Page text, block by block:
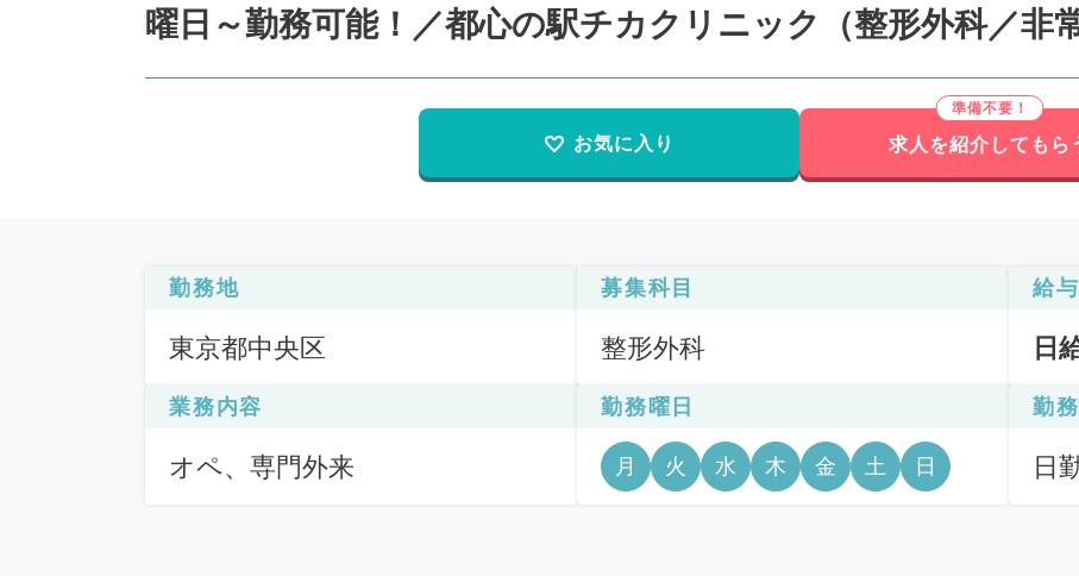
曜日～勤務可能！／都心の駅チカクリニック（整形外科／非常
お気に入り 求人を紹介してもら
勤務地
東京都中央区
募集科目
整形外科
給与
日
業務内容
オペ、専門外来
勤務曜日
月 火 水 木 金 土 日
勤
日